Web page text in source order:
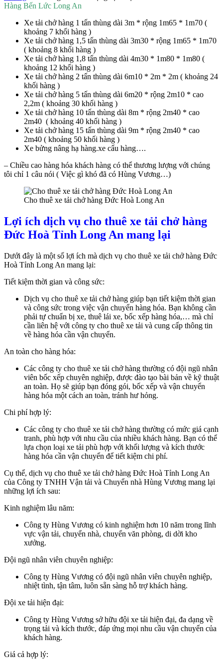
Hàng Bến Lức Long An
Xe tải chở hàng 1 tấn thùng dài 3m * rộng 1m65 * 1m70 (
khoảng 7 khối hàng )
Xe tải chở hàng 1,5 tấn thùng dài 3m30 * rộng 1m65 * 1m70
( khoảng 8 khối hàng )
Xe tải chở hàng 1,8 tấn thùng dài 4m30 * 1m80 * 1m80 (
khoảng 12 khối hàng )
Xe tải chở hàng 2 tấn thùng dài 6m10 * 2m * 2m ( khoảng 24
khối hàng )
Xe tải chở hàng 5 tấn thùng dài 6m20 * rộng 2m10 * cao
2,2m ( khoảng 30 khối hàng )
Xe tải chở hàng 10 tấn thùng dài 8m * rộng 2m40 * cao
2m40 ( khoảng 40 khối hàng )
Xe tải chở hàng 15 tấn thùng dài 9m * rộng 2m40 * cao
2m40 ( khoảng 50 khối hàng )
Xe bửng nâng hạ hàng.xe cẩu hàng….
– Chiều cao hàng hóa khách hàng có thể thương lượng với chúng
tôi chỉ 1 câu nói ( Việc gì khó đã có Hùng Vương…)
Cho thuê xe tải chở hàng Đức Hoà Long An
Lợi ích dịch vụ cho thuê xe tải chở hàng
Đức Hoà Tỉnh Long An mang lại
Dưới đây là một số lợi ích mà dịch vụ cho thuê xe tải chở hàng Đức
Hoà Tỉnh Long An mang lại:
Tiết kiệm thời gian và công sức:
Dịch vụ cho thuê xe tải chở hàng giúp bạn tiết kiệm thời gian
và công sức trong việc vận chuyển hàng hóa. Bạn không cần
phải tự chuẩn bị xe, thuê lái xe, bốc xếp hàng hóa,… mà chỉ
cần liên hệ với công ty cho thuê xe tải và cung cấp thông tin
về hàng hóa cần vận chuyển.
An toàn cho hàng hóa:
Các công ty cho thuê xe tải chở hàng thường có đội ngũ nhân
viên bốc xếp chuyên nghiệp, được đào tạo bài bản về kỹ thuật
an toàn. Họ sẽ giúp bạn đóng gói, bốc xếp và vận chuyển
hàng hóa một cách an toàn, tránh hư hỏng.
Chi phí hợp lý:
Các công ty cho thuê xe tải chở hàng thường có mức giá cạnh
tranh, phù hợp với nhu cầu của nhiều khách hàng. Bạn có thể
lựa chọn loại xe tải phù hợp với khối lượng và kích thước
hàng hóa cần vận chuyển để tiết kiệm chi phí.
Cụ thể, dịch vụ cho thuê xe tải chở hàng Đức Hoà Tỉnh Long An
của Công ty TNHH Vận tải và Chuyển nhà Hùng Vương mang lại
những lợi ích sau:
Kinh nghiệm lâu năm:
Công ty Hùng Vương có kinh nghiệm hơn 10 năm trong lĩnh
vực vận tải, chuyển nhà, chuyển văn phòng, di dời kho
xưởng.
Đội ngũ nhân viên chuyên nghiệp:
Công ty Hùng Vương có đội ngũ nhân viên chuyên nghiệp,
nhiệt tình, tận tâm, luôn sẵn sàng hỗ trợ khách hàng.
Đội xe tải hiện đại:
Công ty Hùng Vương sở hữu đội xe tải hiện đại, đa dạng về
trọng tải và kích thước, đáp ứng mọi nhu cầu vận chuyển của
khách hàng.
Giá cả hợp lý: